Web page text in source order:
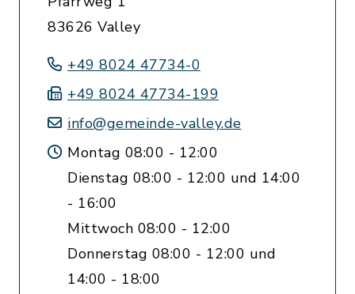
83626 Valley
+49 8024 47734-0
+49 8024 47734-199
info@gemeinde-valley.de
Montag 08:00 - 12:00
Dienstag 08:00 - 12:00 und 14:00
- 16:00
Mittwoch 08:00 - 12:00
Donnerstag 08:00 - 12:00 und
14:00 - 18:00